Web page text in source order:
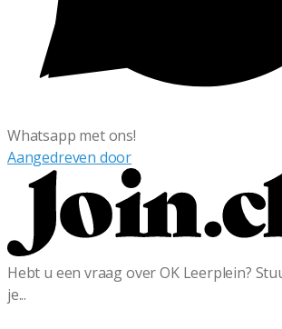
Whatsapp met ons!
Aangedreven door
Hebt u een vraag over OK Leerplein?
je...